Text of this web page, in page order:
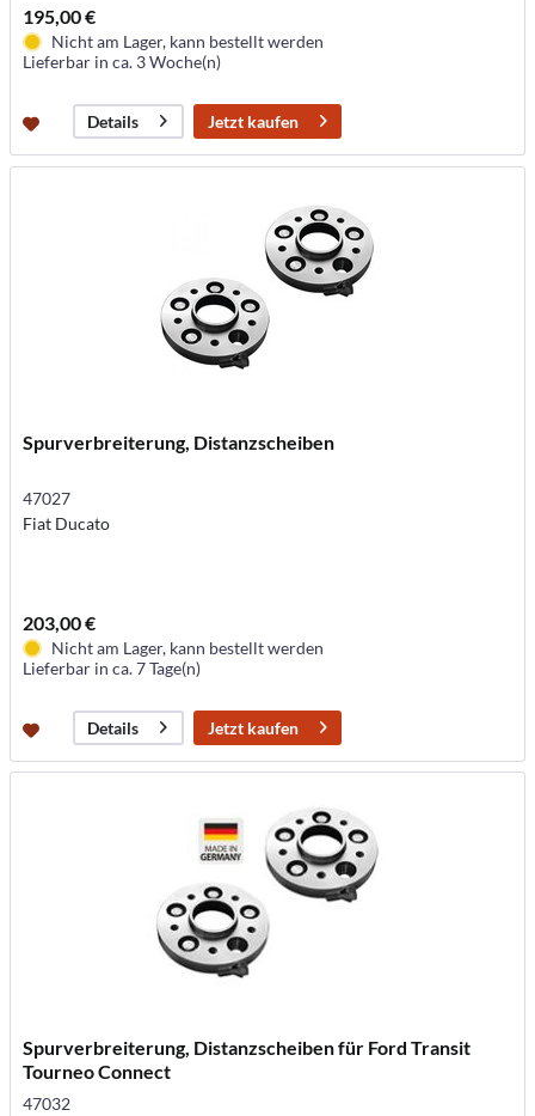
195,00 €
Nicht am Lager, kann bestellt werden
Lieferbar in ca. 3 Woche(n)
Details Jetzt kaufen
Spurverbreiterung, Distanzscheiben
47027
Fiat Ducato
203,00 €
Nicht am Lager, kann bestellt werden
Lieferbar in ca. 7 Tage(n)
Details Jetzt kaufen
Spurverbreiterung, Distanzscheiben für Ford Transit
Tourneo Connect
47032